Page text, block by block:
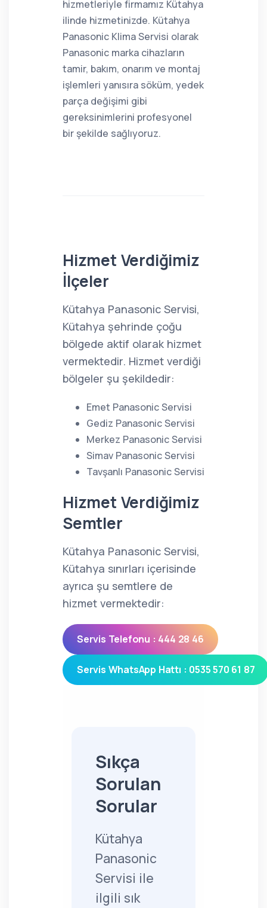
hizmetleriyle firmamız Kütahya
ilinde hizmetinizde. Kütahya
Panasonic Klima Servisi olarak
Panasonic marka cihazların
tamir, bakım, onarım ve montaj
işlemleri yanısıra söküm, yedek
parça değişimi gibi
gereksinimlerini profesyonel
bir şekilde sağlıyoruz.
Hizmet Verdiğimiz
İlçeler
Kütahya Panasonic Servisi,
Kütahya şehrinde çoğu
bölgede aktif olarak hizmet
vermektedir. Hizmet verdiği
bölgeler şu şekildedir:
Emet Panasonic Servisi
Gediz Panasonic Servisi
Merkez Panasonic Servisi
Simav Panasonic Servisi
Tavşanlı Panasonic Servisi
Hizmet Verdiğimiz
Semtler
Kütahya Panasonic Servisi,
Kütahya sınırları içerisinde
ayrıca şu semtlere de
hizmet vermektedir:
Servis Telefonu : 444 28 46
Servis WhatsApp Hattı : 0535 570 61 87
Sıkça
Sorulan
Sorular
Kütahya
Panasonic
Servisi ile
ilgili sık